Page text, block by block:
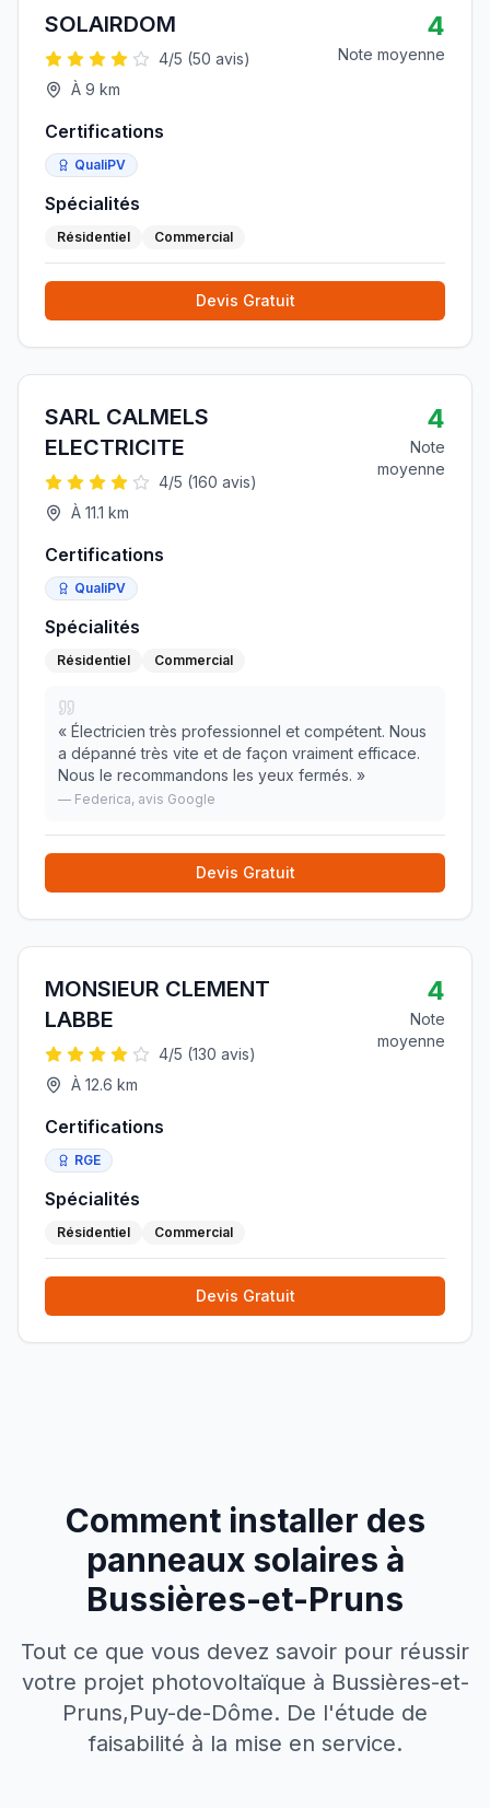
SOLAIRDOM
4/5 (50 avis)
À 9 km
4
Note moyenne
Certifications
QualiPV
Spécialités
Résidentiel Commercial
Devis Gratuit
SARL CALMELS
ELECTRICITE
4/5 (160 avis)
À 11.1 km
4
Note
moyenne
Certifications
QualiPV
Spécialités
Résidentiel Commercial
« Électricien très professionnel et compétent. Nous
a dépanné très vite et de façon vraiment efficace.
Nous le recommandons les yeux fermés. »
— Federica, avis Google
Devis Gratuit
MONSIEUR CLEMENT
LABBE
4/5 (130 avis)
À 12.6 km
4
Note
moyenne
Certifications
RGE
Spécialités
Résidentiel Commercial
Devis Gratuit
Comment installer des
panneaux solaires à
Bussières-et-Pruns
Tout ce que vous devez savoir pour réussir
votre projet photovoltaïque à Bussières-et-
Pruns,Puy-de-Dôme. De l'étude de
faisabilité à la mise en service.